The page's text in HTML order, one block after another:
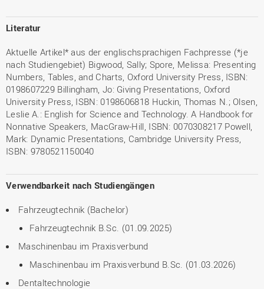
Literatur
Aktuelle Artikel* aus der englischsprachigen Fachpresse (*je
nach Studiengebiet) Bigwood, Sally; Spore, Melissa: Presenting
Numbers, Tables, and Charts, Oxford University Press, ISBN:
0198607229 Billingham, Jo: Giving Presentations, Oxford
University Press, ISBN: 0198606818 Huckin, Thomas N.; Olsen,
Leslie A.: English for Science and Technology. A Handbook for
Nonnative Speakers, MacGraw-Hill, ISBN: 0070308217 Powell,
Mark: Dynamic Presentations, Cambridge University Press,
ISBN: 9780521150040
Verwendbarkeit nach Studiengängen
Fahrzeugtechnik (Bachelor)
Fahrzeugtechnik B.Sc. (01.09.2025)
Maschinenbau im Praxisverbund
Maschinenbau im Praxisverbund B.Sc. (01.03.2026)
Dentaltechnologie